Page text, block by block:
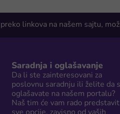
linkova na našem sajtu,
Saradnja i oglašavanje
Da li ste zainteresovani za
poslovnu saradnju ili želite da
oglašavate na našem portalu?
Naš tim će vam rado